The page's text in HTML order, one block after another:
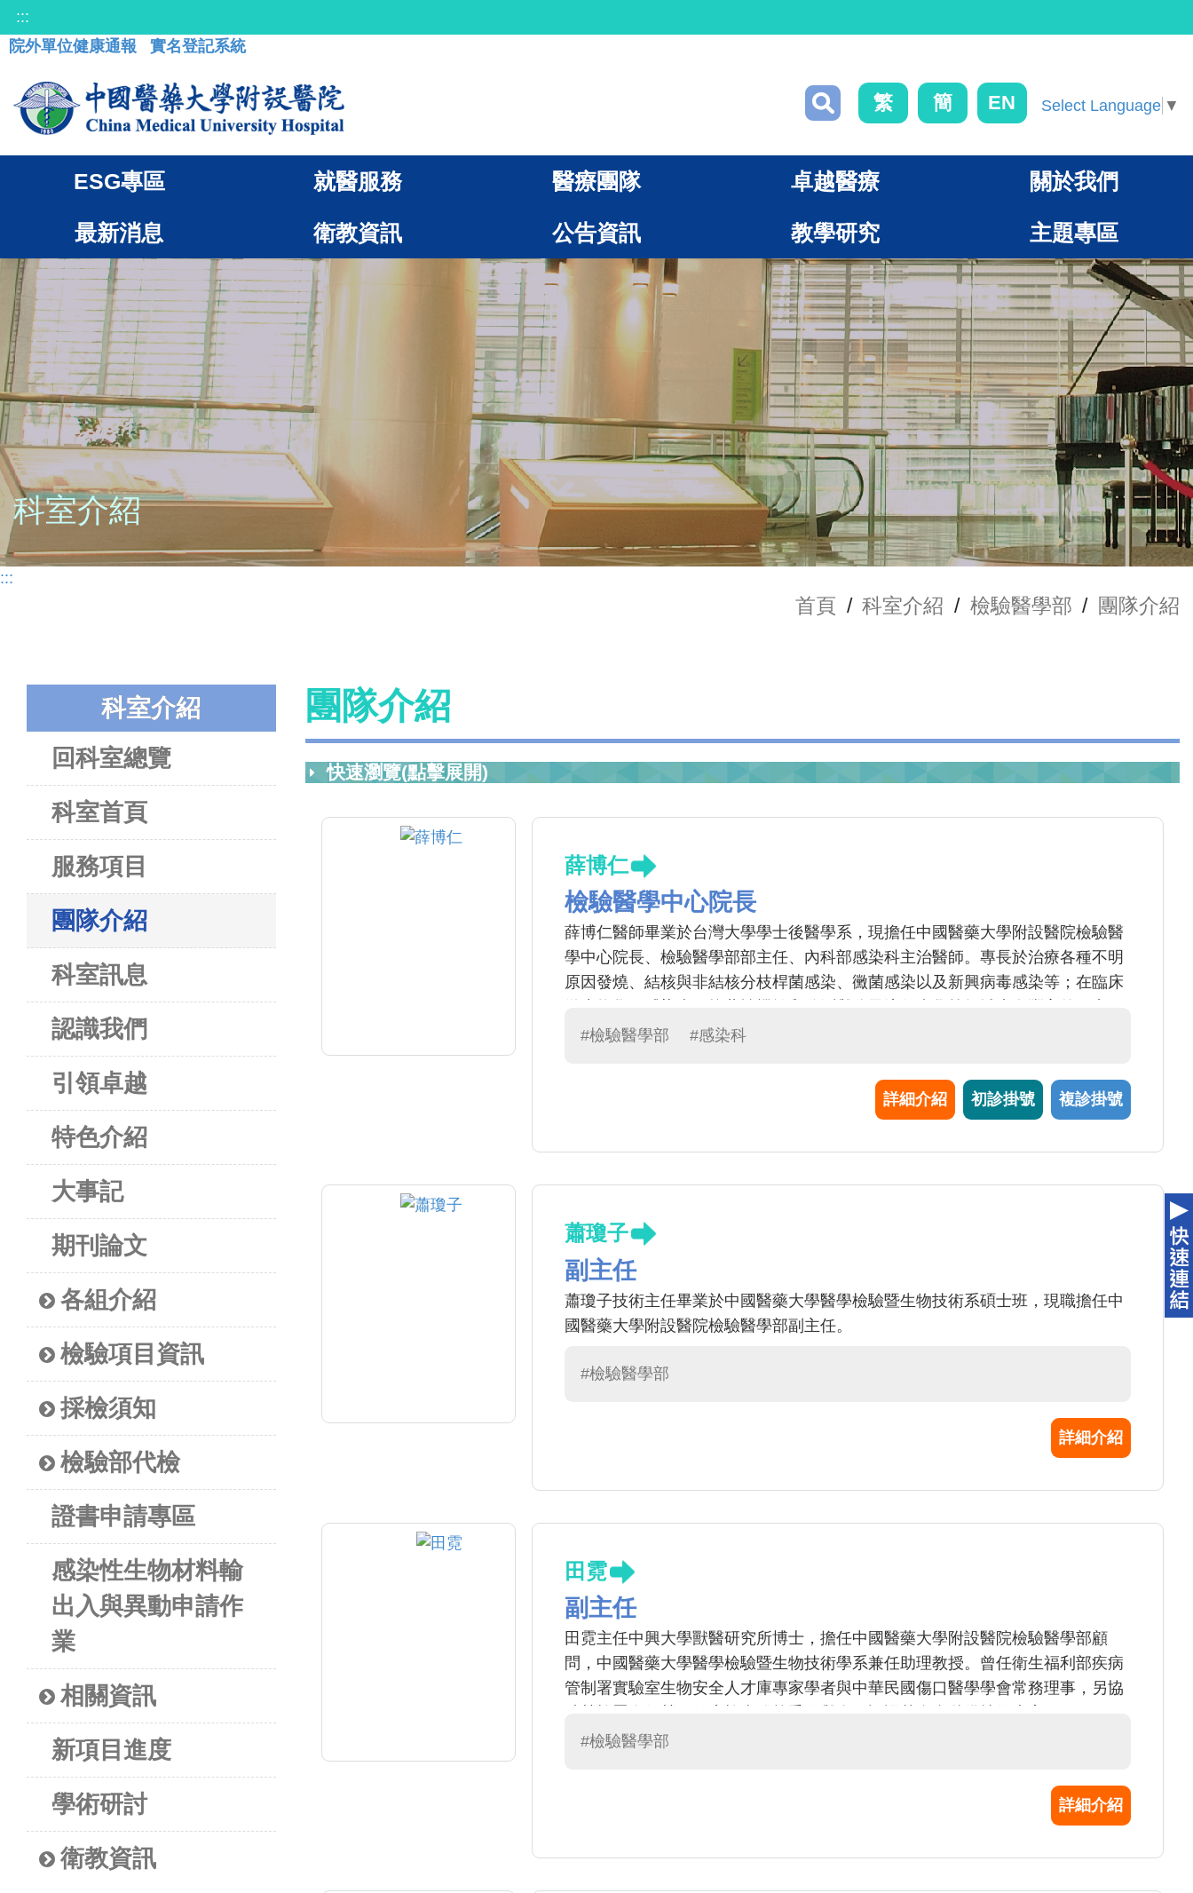
:::
院外單位健康通報
實名登記系統
繁 簡 EN Select Language ▼
ESG專區 就醫服務 醫療團隊 卓越醫療 關於我們
最新消息 衛教資訊 公告資訊 教學研究 主題專區
科室介紹
:::
首頁 / 科室介紹 / 檢驗醫學部 / 團隊介紹
科室介紹
回科室總覽
科室首頁
服務項目
團隊介紹
科室訊息
認識我們
引領卓越
特色介紹
大事記
期刊論文
各組介紹
檢驗項目資訊
採檢須知
檢驗部代檢
證書申請專區
感染性生物材料輸
出入與異動申請作
業
相關資訊
新項目進度
學術研討
衛教資訊
團隊介紹
快速瀏覽(點擊展開)
薛博仁
檢驗醫學中心院長
薛博仁醫師畢業於台灣大學學士後醫學系，現擔任中國醫藥大學附設醫院檢驗醫
學中心院長、檢驗醫學部部主任、內科部感染科主治醫師。專長於治療各種不明
原因發燒、結核與非結核分枝桿菌感染、黴菌感染以及新興病毒感染等；在臨床
驗。
#檢驗醫學部 #感染科
詳細介紹 初診掛號 複診掛號
蕭瓊子
副主任
蕭瓊子技術主任畢業於中國醫藥大學醫學檢驗暨生物技術系碩士班，現職擔任中
國醫藥大學附設醫院檢驗醫學部副主任。
#檢驗醫學部
詳細介紹
田霓
副主任
田霓主任中興大學獸醫研究所博士，擔任中國醫藥大學附設醫院檢驗醫學部顧
問，中國醫藥大學醫學檢驗暨生物技術學系兼任助理教授。曾任衛生福利部疾病
管制署實驗室生物安全人才庫專家學者與中華民國傷口醫學學會常務理事，另協
#檢驗醫學部
詳細介紹